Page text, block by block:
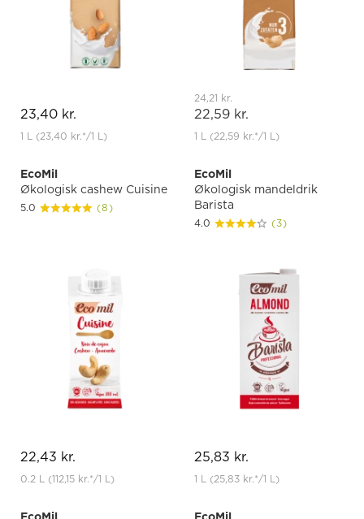
23,40 kr.
1 L (23,40 kr.*/1 L)
24,21 kr.
22,59 kr.
1 L (22,59 kr.*/1 L)
EcoMil
Økologisk cashew Cuisine
5.0 (8)
22,43 kr.
0.2 L (112,15 kr.*/1 L)
EcoMil
Økologisk mandeldrik
Barista
4.0 (3)
25,83 kr.
1 L (25,83 kr.*/1 L)
EcoMil
EcoMil